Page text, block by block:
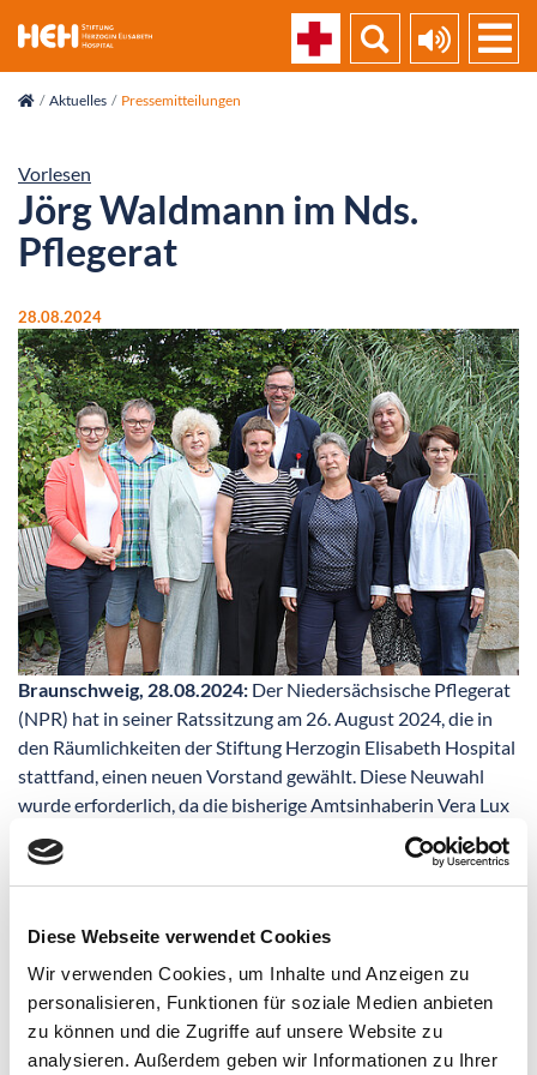
Diese Webseite verwendet Cookies
Wir verwenden Cookies, um Inhalte und Anzeigen zu
personalisieren, Funktionen für soziale Medien anbieten
zu können und die Zugriffe auf unsere Website zu
analysieren. Außerdem geben wir Informationen zu Ihrer
Aktuelles Pressemitteilungen
Vorlesen
Jörg Waldmann im Nds.
Pflegerat
28.08.2024
Braunschweig, 28.08.2024: Der Niedersächsische Pflegerat
(NPR) hat in seiner Ratssitzung am 26. August 2024, die in
den Räumlichkeiten der Stiftung Herzogin Elisabeth Hospital
stattfand, einen neuen Vorstand gewählt. Diese Neuwahl
wurde erforderlich, da die bisherige Amtsinhaberin Vera Lux
im Dezember 2023 ausschied und ihre Stellvertreter*innen,
Prof. Dr. Nina Fleischmann (DBfK Nordwest e.V.) und
Benjamin Schiller (DGF), sich nicht erneut zur Wahl stellten.
Iris Meyenburg-Altwarg vom Deutschen Pflegeverband
(DPV e.V.) übernimmt nun den Vorsitz, Jörg Waldmann, seit
Mai 2022 Pflegedirektor in der Stiftung Herzogin Elisabeth
Hospital, wurde zum stellvertretenden Vorsitzenden
gewählt. Damit hat der Niedersächsische Pflegerat erneut